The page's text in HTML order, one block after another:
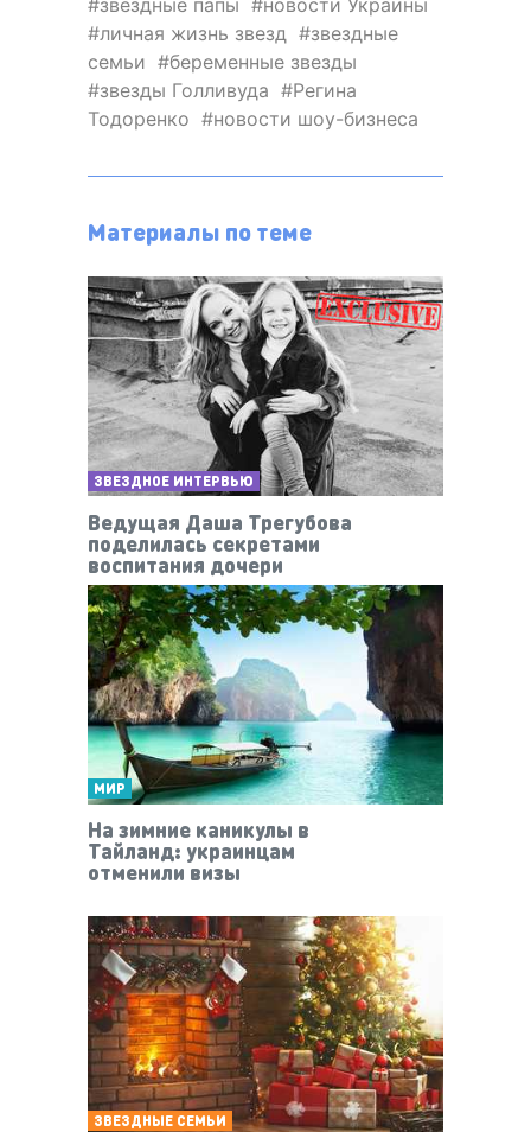
личная жизнь звезд
звездные
семьи
беременные звезды
звезды Голливуда
Регина
Тодоренко
новости шоу-бизнеса
Материалы по теме
ЗВЕЗДНОЕ ИНТЕРВЬЮ
Ведущая Даша Трегубова
поделилась секретами
воспитания дочери
МИР
На зимние каникулы в
Тайланд: украинцам
отменили визы
ЗВЕЗДНЫЕ СЕМЬИ